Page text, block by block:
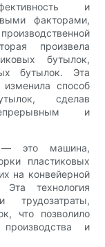
и
факторами,
произвела
бутылок,
бутылок. Эта
изменила способ
сделав
и
— это машина,
пластиковых
на конвейерной
технология
что позволило
и